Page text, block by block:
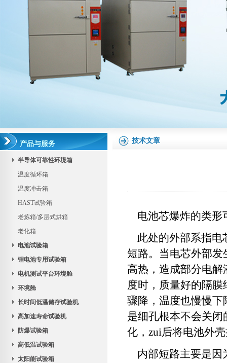
产品与服务
半导体可靠性环境箱
温度循环箱
温度冲击箱
HAST试验箱
老炼箱/多层式烘箱
老化箱
电池试验箱
锂电池专用试验箱
电机测试平台环境舱
环境舱
长时间低温储存试验机
高加速寿命试验机
防爆试验箱
高低温试验箱
太阳能试验箱
技术文章
电池芯爆炸的类形
此处的外部系指电
短路。当电芯外部
高热，造成部分电
度时，质量好的隔
骤降，温度也慢慢
是细孔根本不会关
化，zui后将电池外
内部短路主要是因